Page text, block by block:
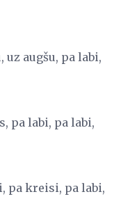
uz augšu, pa labi,
pa labi, pa labi,
pa kreisi, pa labi,